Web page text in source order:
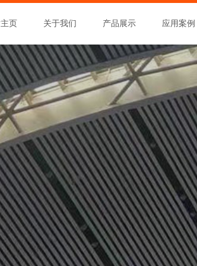
页 关于我们 产品展示 应用案例